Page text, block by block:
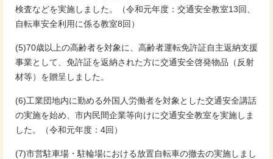
検査などを実施しました。（令和元年度：交通安全教室13回、
自転車安全利用に係る教室8回）
(5)70歳以上の高齢者を対象に、高齢者運転免許証自主返納支援
事業として、免許証を返納された方に交通安全啓発物品（反射
材等）を贈呈しました。
(6)工業団地内に勤める外国人労働者を対象とした交通安全講話
の実施を始め、市内民間企業等向けに交通安全教室を実施しま
した。（令和元年度：4回）
(7)市営駐車場・駐輪場における放置自転車の撤去の実施しまし